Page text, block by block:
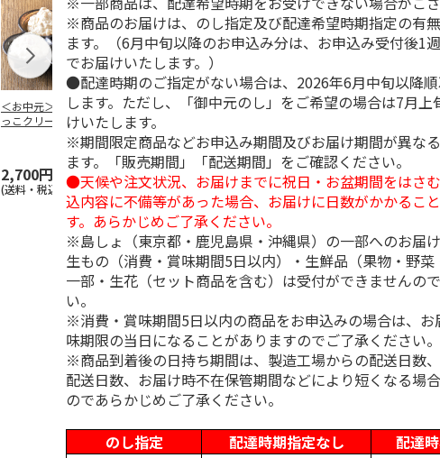
＜お中元＞いぶりが
っこクリームチーズ
2,700円
(送料・税込)
＜お中元＞いぶりが
っこクリームチーズ
マヨ３種
3,500円
(送料・税込)
やまや 辛子高菜・
4.5（2）
2,300円
(送料・税込)
【冷凍】≪竹田
ト(数の子松前漬、
切…
5,184円
(送料・税込)
※商品のお届けは、のし指定及び配達希望時期指定の有
ます。（6月中旬以降のお申込み分は、お申込み受付後1
でお届けいたします。）
●配達時期のご指定がない場合は、2026年6月中旬以降
します。ただし、「御中元のし」をご希望の場合は7月上
けいたします。
※期間限定商品などお申込み期間及びお届け期間が異な
ます。「販売期間」「配送期間」をご確認ください。
●天候や注文状況、お届けまでに祝日・お盆期間をはさ
込内容に不備等があった場合、お届けに日数がかかるこ
す。あらかじめご了承ください。
※島しょ（東京都・鹿児島県・沖縄県）の一部へのお届け
生もの（消費・賞味期間5日以内）・生鮮品（果物・野菜
一部・生花（セット商品を含む）は受付ができませんの
い。
※消費・賞味期間5日以内の商品をお申込みの場合は、お
味期限の当日になることがありますのでご了承ください。
※商品到着後の日持ち期間は、製造工場からの配送日数
配送日数、お届け時不在保管期間などにより短くなる場
のであらかじめご了承ください。
のし指定
配達時期指定なし
配達